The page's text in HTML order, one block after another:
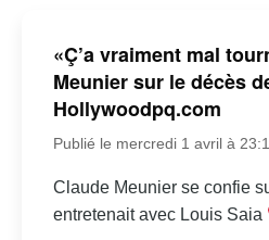
«Ç’a vraiment mal
Meunier sur le décès
Hollywoodpq.com
Publié le mercredi 1 avril à
Claude Meunier se confie
entretenait avec Louis Saia